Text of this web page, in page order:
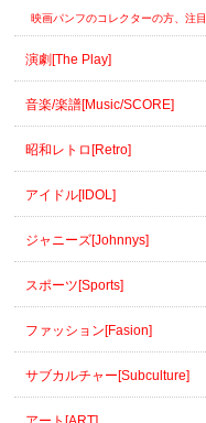
映画パンフのコレクターの方、注目
演劇[The Play]
音楽/楽譜[Music/SCORE]
昭和レトロ[Retro]
アイドル[IDOL]
ジャニーズ[Johnnys]
スポーツ[Sports]
ファッション[Fasion]
サブカルチャー[Subculture]